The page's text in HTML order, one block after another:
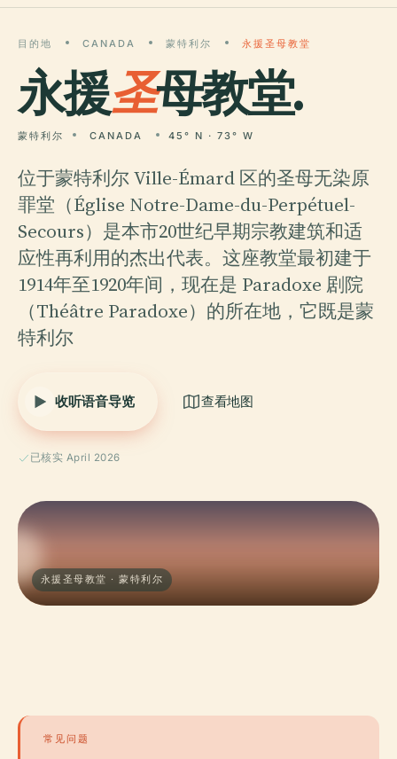
目的地 CANADA 蒙特利尔 永援圣母教堂
永援圣母教堂.
蒙特利尔 CANADA 45° N · 73° W
位于蒙特利尔 Ville-Émard 区的圣母无染原
罪堂（Église Notre-Dame-du-Perpétuel-
Secours）是本市20世纪早期宗教建筑和适
应性再利用的杰出代表。这座教堂最初建于
1914年至1920年间，现在是 Paradoxe 剧院
（Théâtre Paradoxe）的所在地，它既是蒙
特利尔
收听语音导览 查看地图
已核实 April 2026
永援圣母教堂 · 蒙特利尔
常见问题